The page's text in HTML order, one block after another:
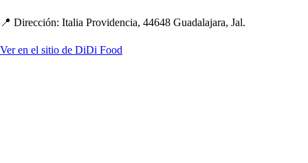
📍 Dirección: Italia Providencia, 44648 Guadalajara, Jal.
Ver en el sitio de DiDi Food